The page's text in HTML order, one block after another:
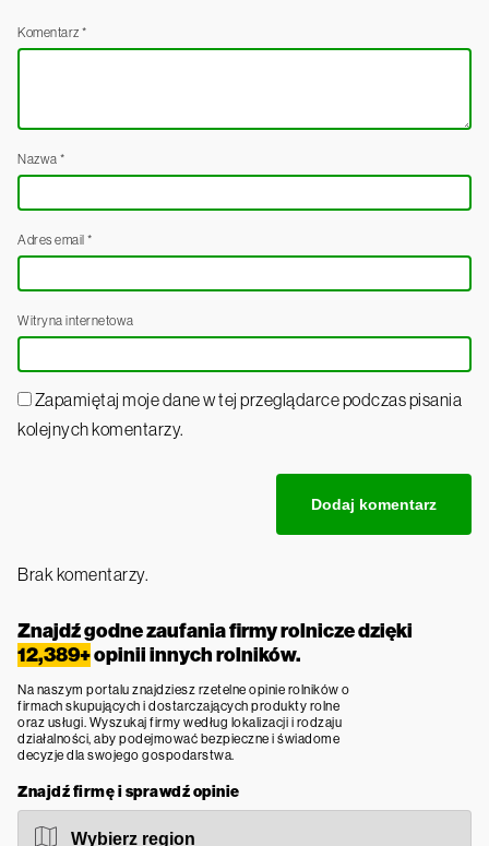
Komentarz *
Nazwa *
Adres email *
Witryna internetowa
Zapamiętaj moje dane w tej przeglądarce podczas pisania
kolejnych komentarzy.
Brak komentarzy.
Znajdź godne zaufania firmy rolnicze dzięki
12,389+opinii innych rolników.
Na naszym portalu znajdziesz rzetelne opinie rolników o
firmach skupujących i dostarczających produkty rolne
oraz usługi. Wyszukaj firmy według lokalizacji i rodzaju
działalności, aby podejmować bezpieczne i świadome
decyzje dla swojego gospodarstwa.
Znajdź firmę i sprawdź opinie